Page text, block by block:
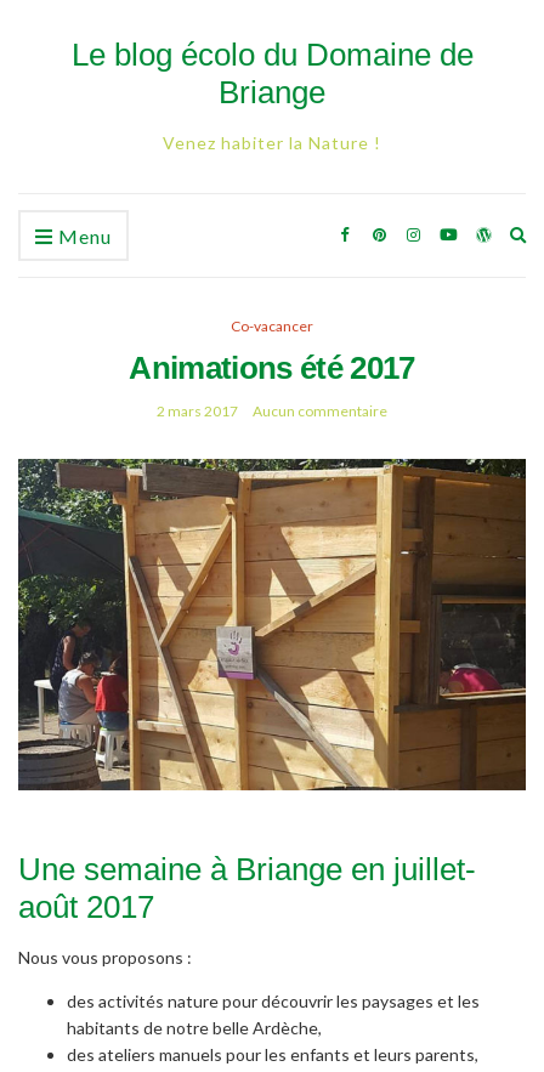
Le blog écolo du Domaine de
Briange
Venez habiter la Nature !
Menu
Co-vacancer
Animations été 2017
2 mars 2017 Aucun commentaire
Une semaine à Briange en juillet-
août 2017
Nous vous proposons :
des activités nature pour découvrir les paysages et les
habitants de notre belle Ardèche,
des ateliers manuels pour les enfants et leurs parents,